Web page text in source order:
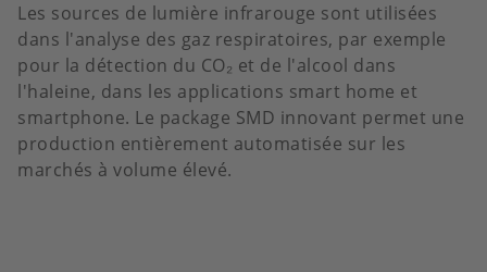
Les sources de lumière infrarouge sont utilisées
dans l'analyse des gaz respiratoires, par exemple
pour la détection du CO₂ et de l'alcool dans
l'haleine, dans les applications smart home et
smartphone. Le package SMD innovant permet une
production entièrement automatisée sur les
marchés à volume élevé.